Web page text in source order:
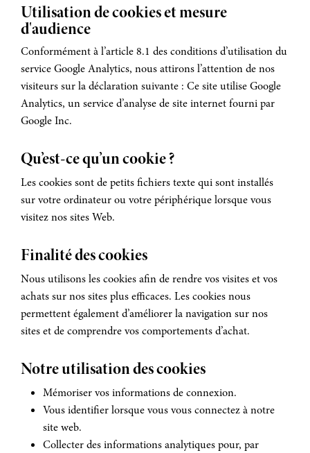
Utilisation de cookies et mesure
d'audience
Conformément à l’article 8.1 des conditions d’utilisation du
service Google Analytics, nous attirons l’attention de nos
visiteurs sur la déclaration suivante : Ce site utilise Google
Analytics, un service d’analyse de site internet fourni par
Google Inc.
Qu’est-ce qu’un cookie ?
Les cookies sont de petits fichiers texte qui sont installés
sur votre ordinateur ou votre périphérique lorsque vous
visitez nos sites Web.
Finalité des cookies
Nous utilisons les cookies afin de rendre vos visites et vos
achats sur nos sites plus efficaces. Les cookies nous
permettent également d’améliorer la navigation sur nos
sites et de comprendre vos comportements d’achat.
Notre utilisation des cookies
Mémoriser vos informations de connexion.
Vous identifier lorsque vous vous connectez à notre
site web.
Collecter des informations analytiques pour, par